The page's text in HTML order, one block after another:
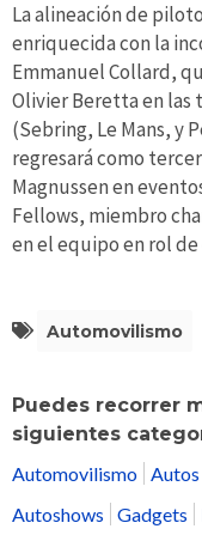
La alineación de
enriquecida con la
Emmanuel Collard,
Olivier Beretta en las
(Sebring, Le Mans, y
regresará como
Magnussen en
Fellows, miembro
en el equipo en rol
Automovilismo
Puedes recorrer
siguientes
Automovilismo Autos
Autoshows
Gadgets